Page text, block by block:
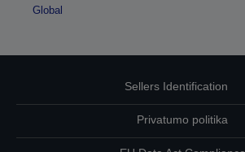
Global
Sellers Identification
Privatumo politika